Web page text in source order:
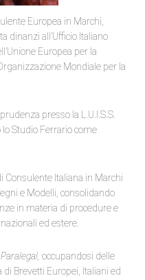
Europea in Marchi,
dinanzi all’Ufficio Italiano
Europea per la
Mondiale per la
presso la L.U.I.S.S.
Studio Ferrario come
Consulente Italiana in Marchi
e Modelli, consolidando
in materia di procedure e
ed estere.
occupandosi delle
Brevetti Europei, Italiani ed